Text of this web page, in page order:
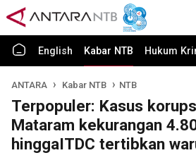
English Kabar NTB Hukum
ANTARA Kabar NTB NTB
Terpopuler: Kasus
Mataram kekurangan
hinggaITDC tertibkan